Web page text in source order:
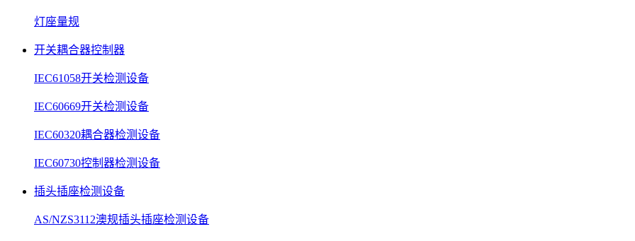
灯座量规
开关耦合器控制器
IEC61058开关检测设备
IEC60669开关检测设备
IEC60320耦合器检测设备
IEC60730控制器检测设备
插头插座检测设备
AS/NZS3112澳规插头插座检测设备